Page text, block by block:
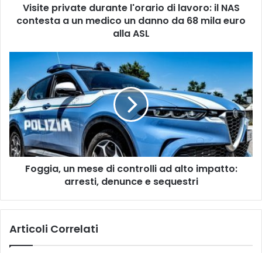
un
mila
euro
alla
ASL
Visite private durante l'orario di lavoro: il NAS
contesta a un medico un danno da 68 mila euro
alla ASL
Foggia,
di
controlli
ad
alto
impatto:
arresti,
denunce
Foggia, un mese di controlli ad alto impatto:
arresti, denunce e sequestri
Articoli Correlati